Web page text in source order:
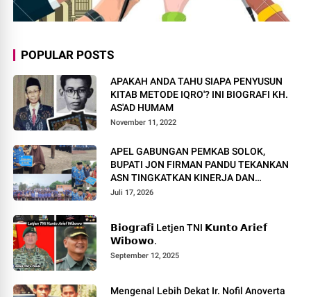
POPULAR POSTS
APAKAH ANDA TAHU SIAPA PENYUSUN
KITAB METODE IQRO'? INI BIOGRAFI KH.
AS'AD HUMAM
November 11, 2022
APEL GABUNGAN PEMKAB SOLOK,
BUPATI JON FIRMAN PANDU TEKANKAN
ASN TINGKATKAN KINERJA DAN
PELAYANAN MASYARAKAT.
Juli 17, 2026
𝗕𝗶𝗼𝗴𝗿𝗮𝗳𝗶 Letjen TNI 𝗞𝘂𝗻𝘁𝗼 𝗔𝗿𝗶𝗲𝗳
𝗪𝗶𝗯𝗼𝘄𝗼.
September 12, 2025
Mengenal Lebih Dekat Ir. Nofil Anoverta